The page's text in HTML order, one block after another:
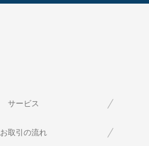
サービス
展示施工
イベント施工
建設施工
COURSE
お取引の流れ